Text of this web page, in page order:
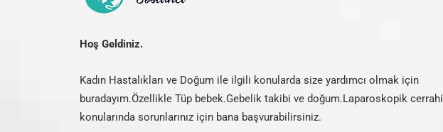
Hoş Geldiniz.
Kadın Hastalıkları ve Doğum ile ilgili konularda size yardımcı olmak için
buradayım.Özellikle Tüp bebek.Gebelik takibi ve doğum.Laparoskopik cerrahi
konularında sorunlarınız için bana başvurabilirsiniz.